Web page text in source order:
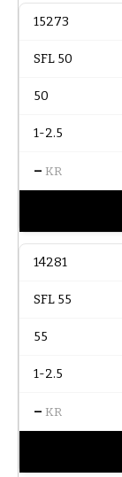
15273
SFL 50
50
1-2.5
– KR
14281
SFL 55
55
1-2.5
– KR